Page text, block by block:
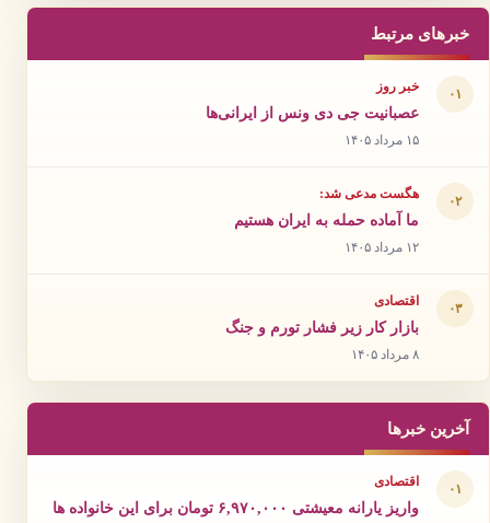
خبرهای مرتبط
۰۱ خبر روز
عصبانیت جی دی ونس از ایرانی‌ها
۱۵ مرداد ۱۴۰۵
۰۲ هگست مدعی شد:
ما آماده حمله به ایران هستیم
۱۲ مرداد ۱۴۰۵
۰۳ اقتصادی
بازار کار زیر فشار تورم و جنگ
۸ مرداد ۱۴۰۵
آخرین خبرها
۰۱ اقتصادی
واریز یارانه معیشتی ۶,۹۷۰,۰۰۰ تومان برای این خانواده ها